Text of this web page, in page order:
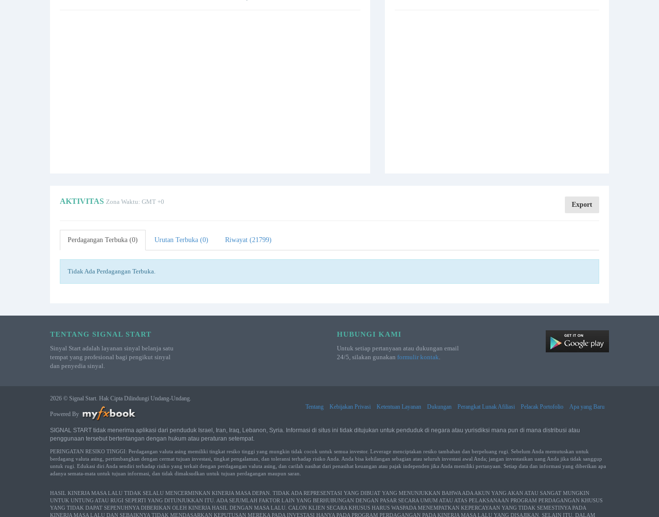
AKTIVITAS Zona Waktu: GMT +0 Export
Perdagangan Terbuka (0) Urutan Terbuka (0) Riwayat (21799)
Tidak Ada Perdagangan Terbuka.
TENTANG SIGNAL START
Sinyal Start adalah layanan sinyal belanja satu
tempat yang profesional bagi pengikut sinyal
dan penyedia sinyal.
HUBUNGI KAMI
Untuk setiap pertanyaan atau dukungan email
24/5, silakan gunakan formulir kontak.
2026 © Signal Start. Hak Cipta Dilindungi Undang-Undang.
Tentang
Kebijakan Privasi Ketentuan Layanan Dukungan Perangkat Lunak Afiliasi Pelacak Portofolio
Apa yang Baru
Powered By
SIGNAL START tidak menerima aplikasi dari penduduk Israel, Iran, Iraq, Lebanon, Syria. Informasi di situs ini tidak ditujukan untuk penduduk di negara atau yurisdiksi mana pun di mana distribusi atau
penggunaan tersebut bertentangan dengan hukum atau peraturan setempat.
PERINGATAN RESIKO TINGGI: Perdagangan valuta asing memiliki tingkat resiko tinggi yang mungkin tidak cocok untuk semua investor. Leverage menciptakan resiko tambahan dan berpeluang rugi. Sebelum Anda memutuskan untuk
berdagang valuta asing, pertimbangkan dengan cermat tujuan investasi, tingkat pengalaman, dan toleransi terhadap risiko Anda. Anda bisa kehilangan sebagian atau seluruh investasi awal Anda; jangan investasikan uang Anda jika tidak sanggup
untuk rugi. Edukasi diri Anda sendiri terhadap risiko yang terkait dengan perdagangan valuta asing, dan carilah nasihat dari penasihat keuangan atau pajak independen jika Anda memiliki pertanyaan. Setiap data dan informasi yang diberikan apa
adanya semata-mata untuk tujuan informasi, dan tidak dimaksudkan untuk tujuan perdagangan maupun saran.
HASIL KINERJA MASA LALU TIDAK SELALU MENCERMINKAN KINERJA MASA DEPAN. TIDAK ADA REPRESENTASI YANG DIBUAT YANG MENUNJUKKAN BAHWA ADA AKUN YANG AKAN ATAU SANGAT MUNGKIN
UNTUK UNTUNG ATAU RUGI SEPERTI YANG DITUNJUKKAN ITU. ADA SEJUMLAH FAKTOR LAIN YANG BERHUBUNGAN DENGAN PASAR SECARA UMUM ATAU ATAS PELAKSANAAN PROGRAM PERDAGANGAN KHUSUS
YANG TIDAK DAPAT SEPENUHNYA DIBERIKAN OLEH KINERJA HASIL DENGAN MASA LALU. CALON KLIEN SECARA KHUSUS HARUS WASPADA MENEMPATKAN KEPERCAYAAN YANG TIDAK SEMESTINYA PADA
KINERJA MASA LALU DAN SEBAIKNYA TIDAK MENDASARKAN KEPUTUSAN MEREKA PADA INVESTASI HANYA PADA PROGRAM PERDAGANGAN PADA KINERJA MASA LALU YANG DISAJIKAN. SELAIN ITU, DALAM